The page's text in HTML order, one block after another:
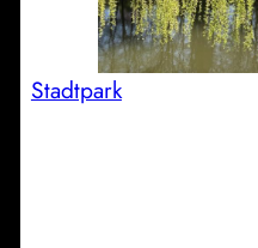
Stadtpark